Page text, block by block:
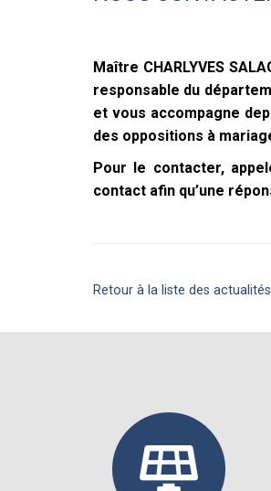
Maître CHARLYVES
responsable du
et vous accompagne
des oppositions à
Pour le contacter,
contact afin qu’une
Retour à la liste des